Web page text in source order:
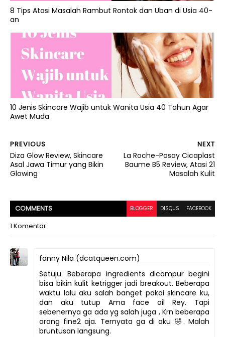
8 Tips Atasi Masalah Rambut Rontok dan Uban di Usia 40-
an
10 Jenis Skincare Wajib untuk Wanita Usia 40 Tahun Agar
Awet Muda
NEXT
La Roche-Posay Cicaplast
Baume B5 Review, Atasi 21
Masalah Kulit
PREVIOUS
Diza Glow Review, Skincare
Asal Jawa Timur yang Bikin
Glowing
COMMENTS BLOGGER DISQUS FACEBOOK
1 Komentar:
fanny Nila (dcatqueen.com)
Setuju. Beberapa ingredients dicampur begini
bisa bikin kulit ketrigger jadi breakout. Beberapa
waktu lalu aku salah banget pakai skincare ku,
dan aku tutup Ama face oil Rey. Tapi
sebenernya ga ada yg salah juga , Krn beberapa
orang fine2 aja. Ternyata ga di aku 🤣. Malah
bruntusan langsung.